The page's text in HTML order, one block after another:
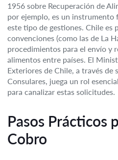
1956 sobre Recuperación de
por ejemplo, es un
este tipo de gestiones. Chile es
convenciones (como las de La
procedimientos para el envío y
alimentos entre países. El
Exteriores de Chile, a través de
Consulares, juega un rol
para canalizar estas solicitudes.
Pasos Prácticos
Cobro